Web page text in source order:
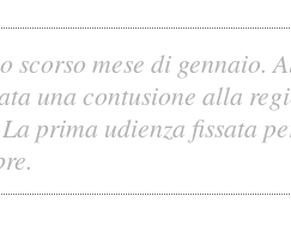
scorso mese di gennaio.
una contusione alla
prima udienza fissata